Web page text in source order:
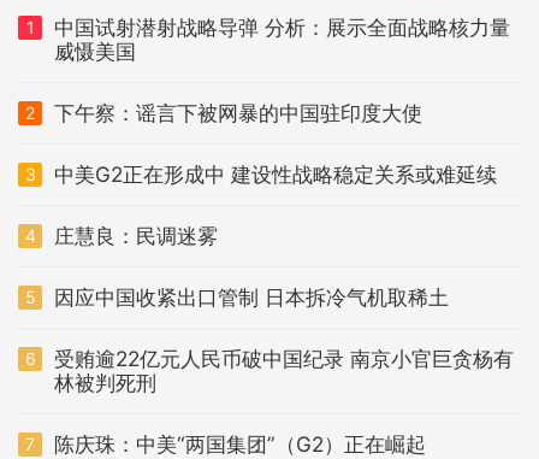
1
中国试射潜射战略导弹 分析：展示全面战略核力量
威慑美国
2 下午察：谣言下被网暴的中国驻印度大使
3 中美G2正在形成中 建设性战略稳定关系或难延续
4 庄慧良：民调迷雾
5 因应中国收紧出口管制 日本拆冷气机取稀土
6
受贿逾22亿元人民币破中国纪录 南京小官巨贪杨有
林被判死刑
7 陈庆珠：中美“两国集团”（G2）正在崛起